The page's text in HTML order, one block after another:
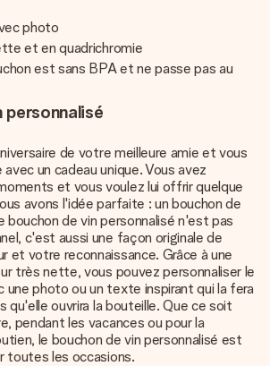
photo
et en quadrichromie
est sans BPA et ne passe pas au
personnalisé
de votre meilleure amie et vous
un cadeau unique. Vous avez
et vous voulez lui offrir quelque
avons l'idée parfaite : un bouchon de
bouchon de vin personnalisé n'est pas
c'est aussi une façon originale de
et votre reconnaissance. Grâce à une
très nette, vous pouvez personnaliser le
une photo ou un texte inspirant qui la fera
qu'elle ouvrira la bouteille. Que ce soit
pendant les vacances ou pour la
le bouchon de vin personnalisé est
toutes les occasions.